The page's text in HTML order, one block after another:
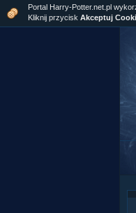
Portal Harry-Potter.net.pl
Kliknij przycisk Akceptuj